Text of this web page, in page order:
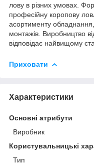
лову в різних умовах.
професійну коропову
асортименту
монтажів. Виробництво
відповідає найвищому
Приховати
Характеристики
Основні атрибути
Виробник
Користувальницькі
Тип